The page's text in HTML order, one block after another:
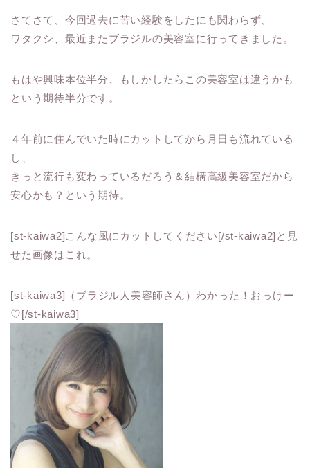
さてさて、今回過去に苦い経験をしたにも関わらず、
ワタクシ、最近またブラジルの美容室に行ってきました。
もはや興味本位半分、もしかしたらこの美容室は違うかも
という期待半分です。
４年前に住んでいた時にカットしてから月日も流れている
し、
きっと流行も変わっているだろう＆結構高級美容室だから
安心かも？という期待。
[st-kaiwa2]こんな風にカットしてください[/st-kaiwa2]と見
せた画像はこれ。
[st-kaiwa3]（ブラジル人美容師さん）わかった！おっけー
♡[/st-kaiwa3]